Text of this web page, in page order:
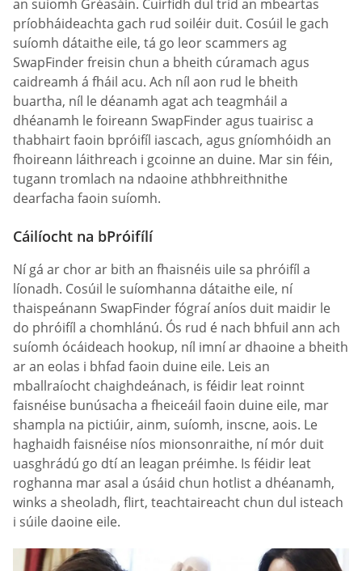
an suíomh Gréasáin. Cuirfidh dul tríd an mbeartas
príobháideachta gach rud soiléir duit. Cosúil le gach
suíomh dátaithe eile, tá go leor scammers ag
SwapFinder freisin chun a bheith cúramach agus
caidreamh á fháil acu. Ach níl aon rud le bheith
buartha, níl le déanamh agat ach teagmháil a
dhéanamh le foireann SwapFinder agus tuairisc a
thabhairt faoin bpróifíl iascach, agus gníomhóidh an
fhoireann láithreach i gcoinne an duine. Mar sin féin,
tugann tromlach na ndaoine athbhreithnithe
dearfacha faoin suíomh.
Cáilíocht na bPróifílí
Ní gá ar chor ar bith an fhaisnéis uile sa phróifíl a
líonadh. Cosúil le suíomhanna dátaithe eile, ní
thaispeánann SwapFinder fógraí aníos duit maidir le
do phróifíl a chomhlánú. Ós rud é nach bhfuil ann ach
suíomh ócáideach hookup, níl imní ar dhaoine a bheith
ar an eolas i bhfad faoin duine eile. Leis an
mballraíocht chaighdeánach, is féidir leat roinnt
faisnéise bunúsacha a fheiceáil faoin duine eile, mar
shampla na pictiúir, ainm, suíomh, inscne, aois. Le
haghaidh faisnéise níos mionsonraithe, ní mór duit
uasghrádú go dtí an leagan préimhe. Is féidir leat
roghanna mar asal a úsáid chun hotlist a dhéanamh,
winks a sheoladh, flirt, teachtaireacht chun dul isteach
i súile daoine eile.